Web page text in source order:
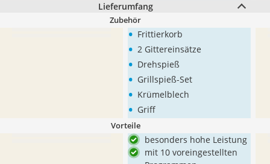
Lieferumfang
Zubehör
• Frittierkorb
• 2 Gittereinsätze
• Drehspieß
• Grillspieß-Set
• Krümelblech
• Griff
Vorteile
besonders hohe Leistung
mit 10 voreingestellten